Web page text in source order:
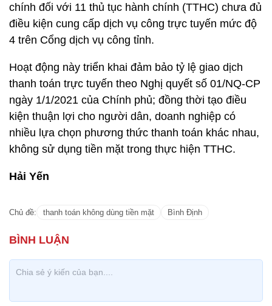
chính đối với 11 thủ tục hành chính (TTHC) chưa đủ
điều kiện cung cấp dịch vụ công trực tuyến mức độ
4 trên Cổng dịch vụ công tỉnh.
Hoạt động này triển khai đảm bảo tỷ lệ giao dịch
thanh toán trực tuyến theo Nghị quyết số 01/NQ-CP
ngày 1/1/2021 của Chính phủ; đồng thời tạo điều
kiện thuận lợi cho người dân, doanh nghiệp có
nhiều lựa chọn phương thức thanh toán khác nhau,
không sử dụng tiền mặt trong thực hiện TTHC.
Hải Yến
Chủ đề: thanh toán không dùng tiền mặt Bình Định